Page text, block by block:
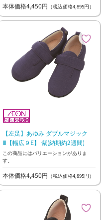
本体価格4,450円 （税込価格4,895円）
【左足】あゆみ ダブルマジック
Ⅲ【幅広９E】 紫(納期約2週間)
この商品にはバリエーションがありま
す。
本体価格4,450円 （税込価格4,895円）